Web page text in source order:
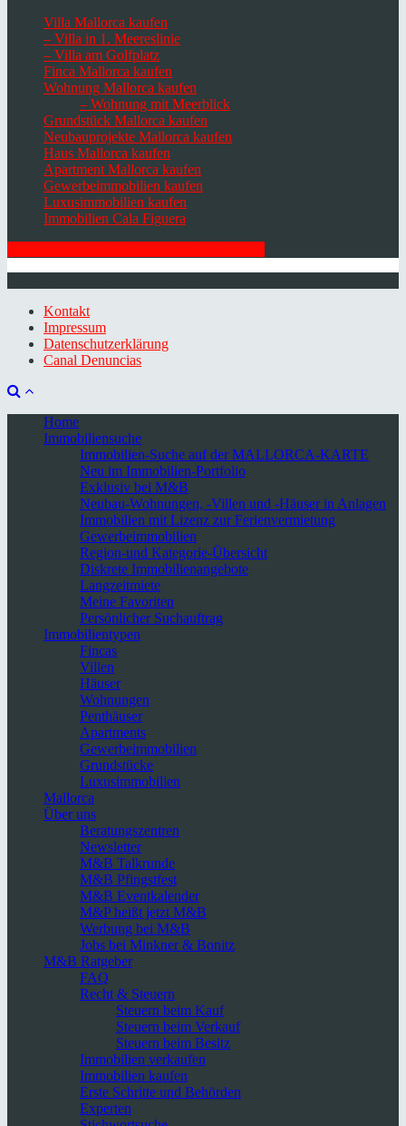
Villa Mallorca kaufen
– Villa in 1. Meereslinie
– Villa am Golfplatz
Finca Mallorca kaufen
Wohnung Mallorca kaufen
– Wohnung mit Meerblick
Grundstück Mallorca kaufen
Neubauprojekte Mallorca kaufen
Haus Mallorca kaufen
Apartment Mallorca kaufen
Gewerbeimmobilien kaufen
Luxusimmobilien kaufen
Immobilien Cala Figuera
Kontakt
Impressum
Datenschutzerklärung
Canal Denuncias
Home
Immobiliensuche
Immobilien-Suche auf der MALLORCA-KARTE
Neu im Immobilien-Portfolio
Exklusiv bei M&B
Neubau-Wohnungen, -Villen und -Häuser in Anlagen
Immobilien mit Lizenz zur Ferienvermietung
Gewerbeimmobilien
Region-und Kategorie-Übersicht
Diskrete Immobilienangebote
Langzeitmiete
Meine Favoriten
Persönlicher Suchauftrag
Immobilientypen
Fincas
Villen
Häuser
Wohnungen
Penthäuser
Apartments
Gewerbeimmobilien
Grundstücke
Luxusimmobilien
Mallorca
Über uns
Beratungszentren
Newsletter
M&B Talkrunde
M&B Pfingstfest
M&B Eventkalender
M&P heißt jetzt M&B
Werbung bei M&B
Jobs bei Minkner & Bonitz
M&B Ratgeber
FAQ
Recht & Steuern
Steuern beim Kauf
Steuern beim Verkauf
Steuern beim Besitz
Immobilien verkaufen
Immobilien kaufen
Erste Schritte und Behörden
Experten